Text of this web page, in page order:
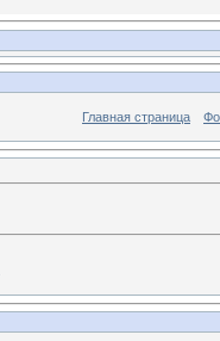
Главная страница